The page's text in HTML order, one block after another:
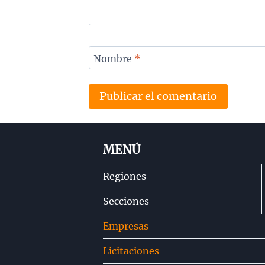
Nombre *
MENÚ
Regiones
Secciones
Empresas
Licitaciones